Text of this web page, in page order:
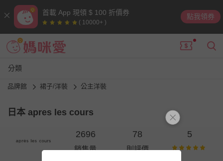
首載 App 現領 $ 100 折價券
( 10000+ )
點我領券
分類
品牌館 裙子/洋裝 公主洋裝
日本 apres les cours
2696
銷售量
78
則評價
5